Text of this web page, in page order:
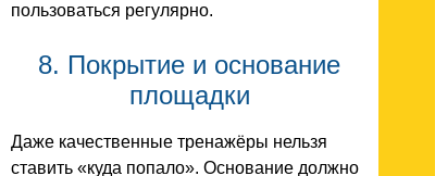
пользоваться регулярно.
8. Покрытие и основание
площадки
Даже качественные тренажёры нельзя
ставить «куда попало». Основание должно